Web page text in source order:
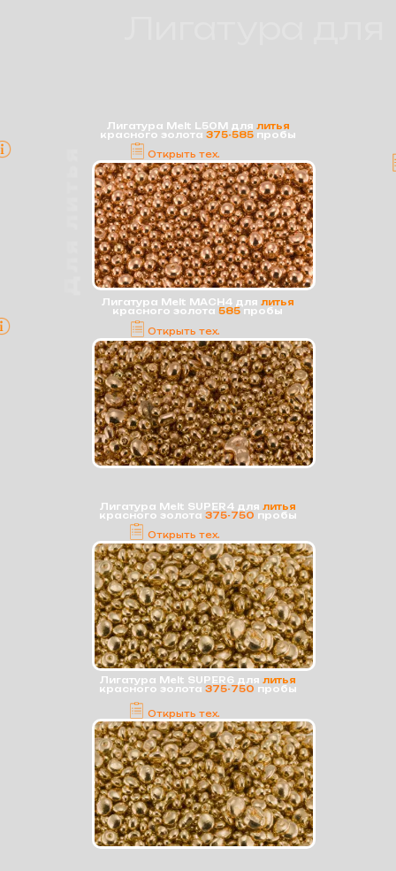
Открыть тех.
карту
Открыть тех.
карту
Лигатура Melt L50M для литья
красного золота 375-585пробы
Лигатура Melt MACH4 для литья
красного золота 585 пробы
Открыть тех.
карту
Открыть тех.
карту
Лигатура Melt SUPER4 для литья
красного золота 375-750 пробы
Лигатура Melt SUPER6 для литья
красного золота 375-750 пробы